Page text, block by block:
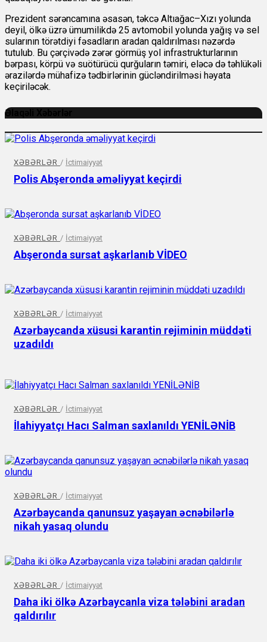
Prezident sərəncamına əsasən, təkcə Altıağac–Xızı yolunda
deyil, ölkə üzrə ümumilikdə 25 avtomobil yolunda yağış və sel
sularının törətdiyi fəsadların aradan qaldırılması nəzərdə
tutulub. Bu çərçivədə zərər görmüş yol infrastrukturlarının
bərpası, körpü və suötürücü qurğuların təmiri, eləcə də təhlükəli
ərazilərdə mühafizə tədbirlərinin gücləndirilməsi həyata
keçiriləcək.
Əlaqəli Xəbərlər
XƏBƏRLƏR / İctimaiyyət
Polis Abşeronda əməliyyat keçirdi
XƏBƏRLƏR / İctimaiyyət
Abşeronda sursat aşkarlanıb VİDEO
XƏBƏRLƏR / İctimaiyyət
Azərbaycanda xüsusi karantin rejiminin müddəti
uzadıldı
XƏBƏRLƏR / İctimaiyyət
İlahiyyatçı Hacı Salman saxlanıldı YENİLƏNİB
XƏBƏRLƏR / İctimaiyyət
Azərbaycanda qanunsuz yaşayan əcnəbilərlə
nikah yasaq olundu
XƏBƏRLƏR / İctimaiyyət
Daha iki ölkə Azərbaycanla viza tələbini aradan
qaldırılır